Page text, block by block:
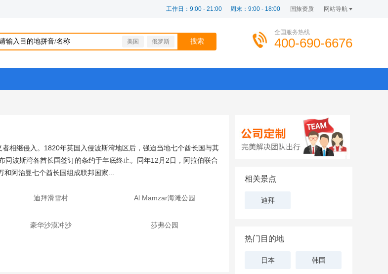
网站导航
国旅资质
工作日：9:00 - 21:00 周末：9:00 - 18:00
美国 俄罗斯
全国服务热线
400-690-6676
相继侵入。1820年英国入侵波斯湾地区后，强迫当地七个酋长国与其
波斯湾各酋长国签订的条约于年底终止。同年12月2日，阿拉伯联合
阿治曼七个酋长国组成联邦国家...
迪拜滑雪村 Al Mamzar海滩公园
豪华沙漠冲沙 莎弗公园
相关景点
迪拜
热门目的地
日本 韩国